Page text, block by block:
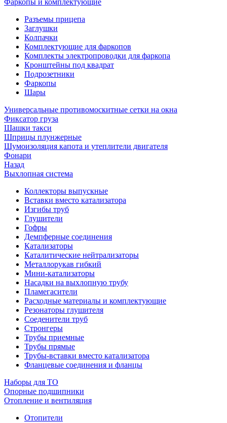
Фаркопы и комплектующие
Разъемы прицепа
Заглушки
Колпачки
Комплектующие для фаркопов
Комплекты электропроводки для фаркопа
Кронштейны под квадрат
Подрозетники
Фаркопы
Шары
Универсальные противомоскитные сетки на окна
Фиксатор груза
Шашки такси
Шприцы плунжерные
Шумоизоляция капота и утеплители двигателя
Фонари
Назад
Выхлопная система
Коллекторы выпускные
Вставки вместо катализатора
Изгибы труб
Глушители
Гофры
Демпферные соединения
Катализаторы
Каталитические нейтрализаторы
Металлорукав гибкий
Мини-катализаторы
Насадки на выхлопную трубу
Пламегасители
Расходные материалы и комплектующие
Резонаторы глушителя
Соеденители труб
Стронгеры
Трубы приемные
Трубы прямые
Трубы-вставки вместо катализатора
Фланцевые соединения и фланцы
Наборы для ТО
Опорные подшипники
Отопление и вентиляция
Отопители